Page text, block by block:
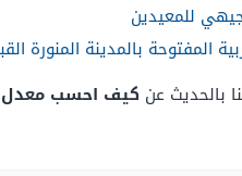
للمعيدين
المفتوحة بالمدينة المنورة
بالحديث عن كيف احسب معدل